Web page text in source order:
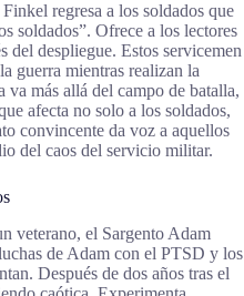
regresa a los soldados que
soldados”. Ofrece a los lectores
del despliegue. Estos servicemen
guerra mientras realizan la
más allá del campo de batalla,
afecta no solo a los soldados,
convincente da voz a aquellos
del caos del servicio militar.
veterano, el Sargento Adam
de Adam con el PTSD y los
Después de dos años tras el